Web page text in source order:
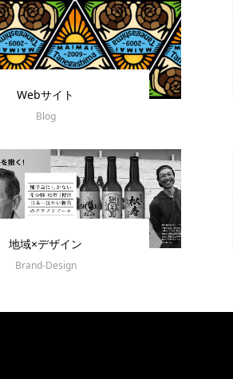
Webサイト
Blog
地域×デザイン
Brand-Design